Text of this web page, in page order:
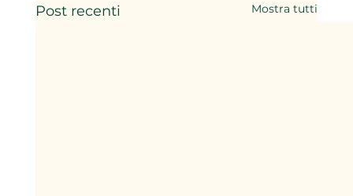
Post recenti Mostra tutti